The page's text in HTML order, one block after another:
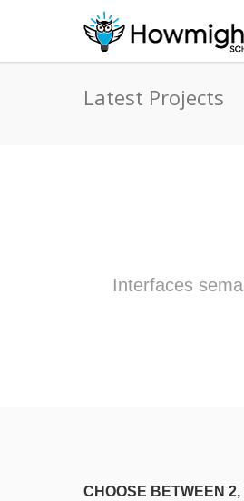
Latest Projects
Interfaces
CHOOSE BETWEEN